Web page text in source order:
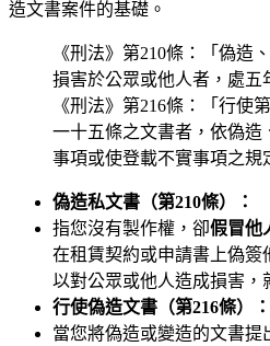
造文書案件的基礎。
《刑法》第210條：「偽造
損害於公眾或他人者，處五
《刑法》第216條：「行使
一十五條之文書者，依偽造
事項或使登載不實事項之規
偽造私文書（第210條）：
指您沒有製作權，卻假冒他
在租賃契約或申請書上偽簽
以對公眾或他人造成損害，
行使偽造文書（第216條）：
當您將偽造或變造的文書